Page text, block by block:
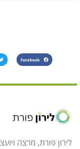
Facebook
לירון פורת, מרצה